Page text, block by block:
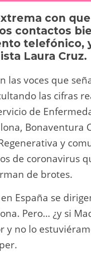
y
Li
n
k
p
ar
tir
con
contactos
telefónico,
Laura Cruz.
las voces que
las cifras
de
Bonaventura
y
de coronavirus
de brotes.
España se
Pero… ¿y si
y no lo